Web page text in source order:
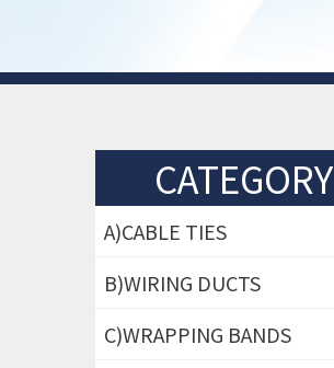
CATEGORY
A)CABLE TIES
B)WIRING DUCTS
C)WRAPPING BANDS